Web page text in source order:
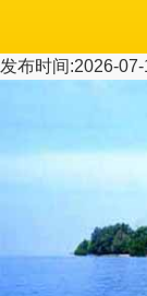
发布时间:2026-